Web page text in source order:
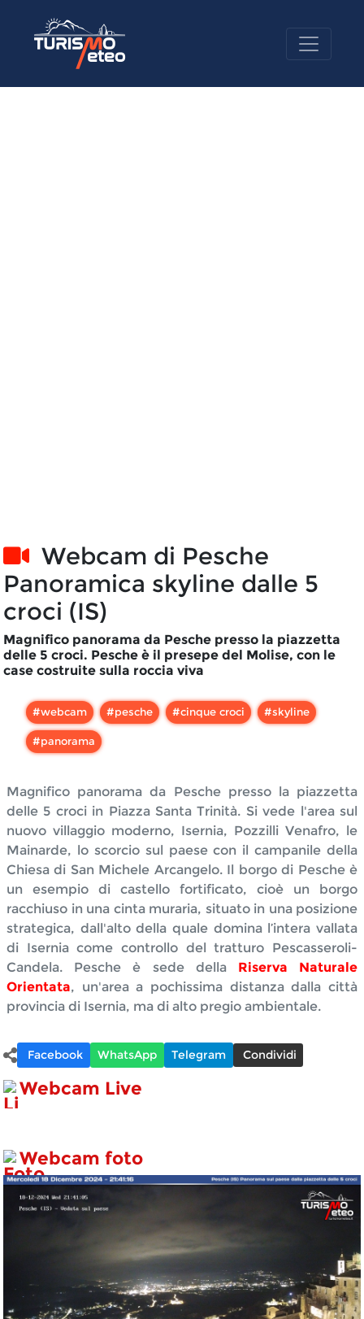
Webcam di Pesche
Panoramica skyline dalle 5
croci (IS)
Magnifico panorama da Pesche presso la piazzetta
delle 5 croci. Pesche è il presepe del Molise, con le
case costruite sulla roccia viva
#webcam #pesche #cinque croci #skyline
#panorama
Magnifico panorama da Pesche presso la piazzetta
delle 5 croci in Piazza Santa Trinità. Si vede l'area sul
nuovo villaggio moderno, Isernia, Pozzilli Venafro, le
Mainarde, lo scorcio sul paese con il campanile della
Chiesa di San Michele Arcangelo. Il borgo di Pesche è
un esempio di castello fortificato, cioè un borgo
racchiuso in una cinta muraria, situato in una posizione
strategica, dall'alto della quale domina l’intera vallata
di Isernia come controllo del tratturo Pescasseroli-
Candela. Pesche è sede della Riserva Naturale
Orientata, un'area a pochissima distanza dalla città
provincia di Isernia, ma di alto pregio ambientale.
Facebook WhatsApp Telegram Condividi
Webcam Live
Webcam foto